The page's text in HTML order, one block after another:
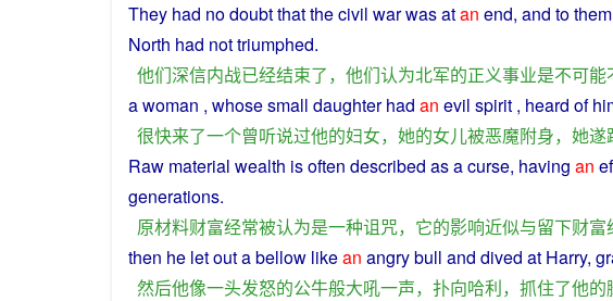
They had no doubtthatthe civil warwasatan end, and tothem
North had nottriumphed.
他们深信内战已经结束了， 他们认为北军的正义事业是不可能
awoman , whose small daughter had an evil spirit , heard of
很快来了一个曾听说过他的妇女， 她的女儿被恶魔附身， 她遂
Raw material wealth isoften described asacurse, having an
generations.
原材料财富经常被认为是一种诅咒， 它的影响近似与留下财富
then he letoutabellow likean angrybull and dived at Harry,
然后他像一头发怒的公牛般大吼一声， 扑向哈利， 抓住了他的